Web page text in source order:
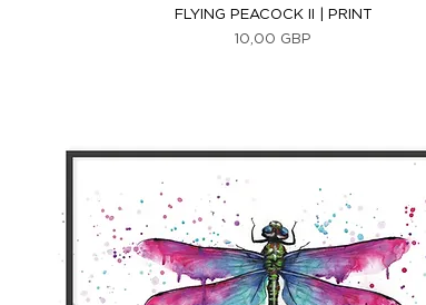
Vista rápida
FLYING PEACOCK II | PRINT
Precio
10,00 GBP